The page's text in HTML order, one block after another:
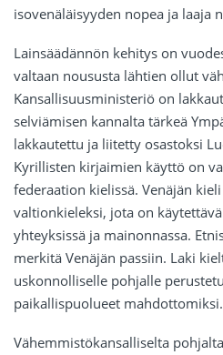
isovenäläisyyden nopea ja laaja
Lainsäädännön kehitys on
valtaan noususta lähtien ollut
Kansallisuusministeriö on
selviämisen kannalta tärkeä
lakkautettu ja liitetty osastoksi
Kyrillisten kirjaimien käyttö on
federaation kielissä. Venäjän
valtionkieleksi, jota on
yhteyksissä ja mainonnassa.
merkitä Venäjän passiin. Laki
uskonnolliselle pohjalle
paikallispuolueet mahdottomiksi.
Vähemmistökansalliselta